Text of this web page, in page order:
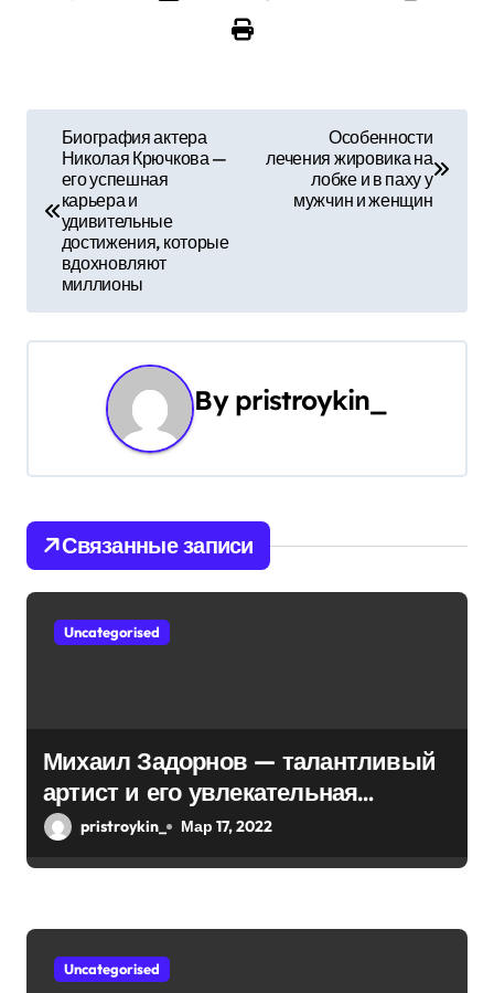
в
г
а
п
о
и
с
я
Биография актера
Николая Крючкова —
его успешная
карьера и
удивительные
достижения, которые
вдохновляют
миллионы
Особенности
лечения жировика на
лобке и в паху у
мужчин и женщин
By pristroykin_
Связанные записи
Uncategorised
Михаил Задорнов — талантливый
артист и его увлекательная
биография — выдающиеся
pristroykin_ Мар 17, 2022
Uncategorised